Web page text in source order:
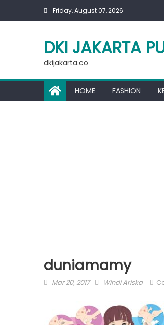
Friday, August 07, 2026
DKI JAKARTA
dkijakarta.co
HOME FASHION
duniamamy
Posted
Mar 20, 2017 Author
Windi Ariska